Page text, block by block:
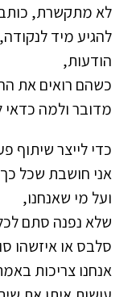
לא מתקשרת,
להגיע מיד
הודעות,
כשהם רואים את
מדובר ולמה כדאי
כדי לייצר שיתוף
אני חושבת שכל
ועל מי שאנחנו,
שלא נפנה סתם
סלבס או איזשהו
אנחנו צריכות